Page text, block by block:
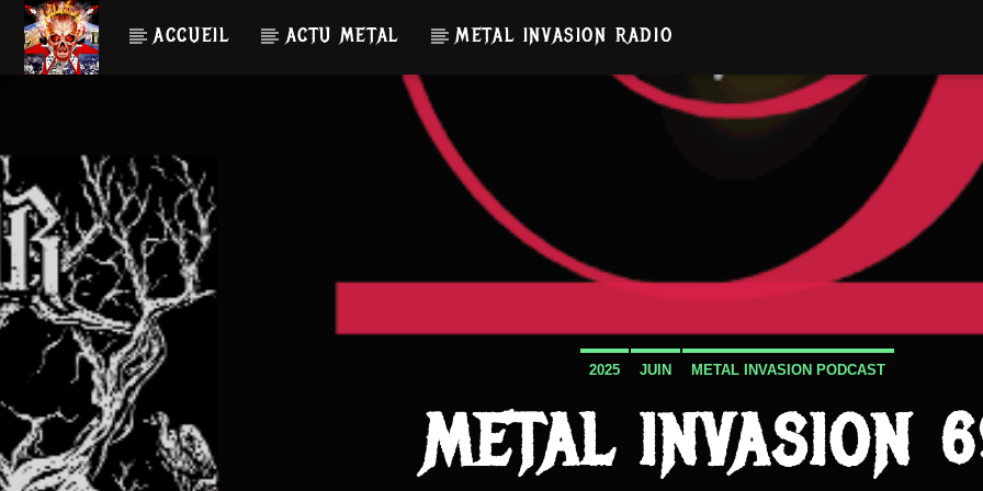
ACCUEIL ACTU METAL METAL INVASION RADIO
2025 JUIN METAL INVASION PODCAST
METAL INVASION